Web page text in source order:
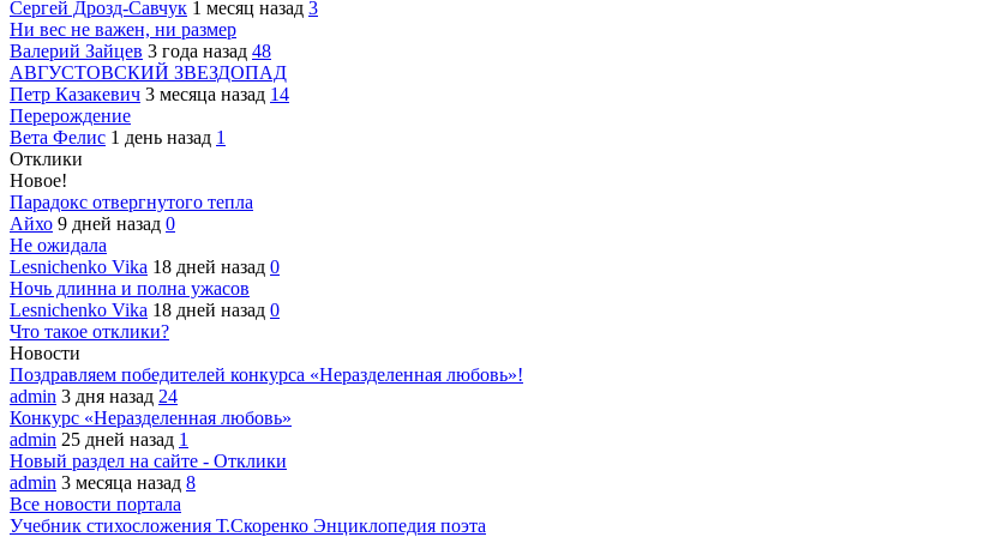
Сергей Дрозд-Савчук 1 месяц назад 3
Ни вес не важен, ни размер
Валерий Зайцев 3 года назад 48
АВГУСТОВСКИЙ ЗВЕЗДОПАД
Петр Казакевич 3 месяца назад 14
Перерождение
Вета Фелис 1 день назад 1
Отклики
Новое!
Парадокс отвергнутого тепла
Айхо 9 дней назад 0
Не ожидала
Lesnichenko Vika 18 дней назад 0
Ночь длинна и полна ужасов
Lesnichenko Vika 18 дней назад 0
Что такое отклики?
Новости
Поздравляем победителей конкурса «Неразделенная любовь»!
admin 3 дня назад 24
Конкурс «Неразделенная любовь»
admin 25 дней назад 1
Новый раздел на сайте - Отклики
admin 3 месяца назад 8
Все новости портала
Учебник стихосложения Т.Скоренко Энциклопедия поэта